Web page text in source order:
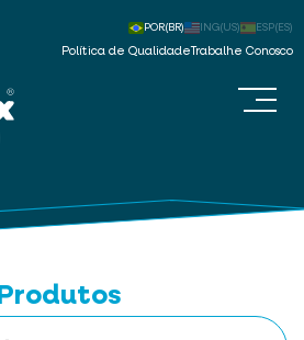
Política de Qualidade Trabalhe Conosco
POR(BR) ING(US) ESP(ES)
Produtos